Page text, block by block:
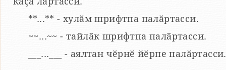
**...** - хулӑм шрифтпа палӑртасси.
~~...~~ - тайлӑк шрифтпа палӑртасси.
___...___ - аялтан чӗрнӗ йӗрпе палӑртасси.